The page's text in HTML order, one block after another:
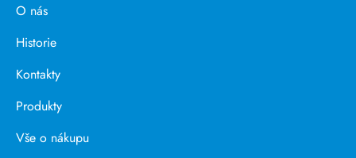
O nás
Historie
Kontakty
Produkty
Vše o nákupu